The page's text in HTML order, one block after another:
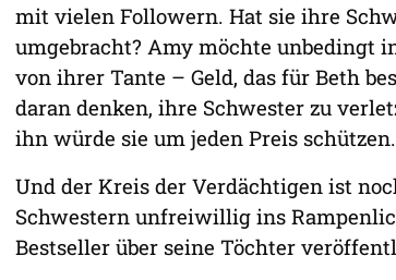
mit vielen Followern. Hat sie ihre
umgebracht? Amy möchte unbedingt
von ihrer Tante – Geld, das für Beth
daran denken, ihre Schwester zu
ihn würde sie um jeden Preis schützen.
Und der Kreis der Verdächtigen ist
Schwestern unfreiwillig ins
Bestseller über seine Töchter